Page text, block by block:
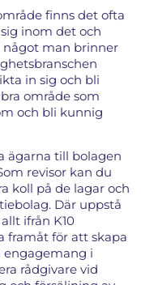
finns det ofta
inom det och
man brinner
in sig och bli
område som
och bli kunnig
ägarna till bolagen
revisor kan du
koll på de lagar och
Där uppstå
ifrån K10
framåt för att skapa
engagemang i
rådgivare vid